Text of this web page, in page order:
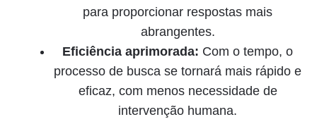
para proporcionar respostas mais
abrangentes.
Eficiência aprimorada: Com o tempo, o
processo de busca se tornará mais rápido e
eficaz, com menos necessidade de
intervenção humana.